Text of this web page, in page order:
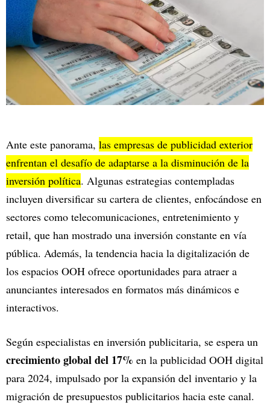
Ante este panorama, las empresas de publicidad exterior
enfrentan el desafío de adaptarse a la disminución de la
inversión política. Algunas estrategias contempladas
incluyen diversificar su cartera de clientes, enfocándose en
sectores como telecomunicaciones, entretenimiento y
retail, que han mostrado una inversión constante en vía
pública. Además, la tendencia hacia la digitalización de
los espacios OOH ofrece oportunidades para atraer a
anunciantes interesados en formatos más dinámicos e
interactivos.
Según especialistas en inversión publicitaria, se espera un
crecimiento global del 17% en la publicidad OOH digital
para 2024, impulsado por la expansión del inventario y la
migración de presupuestos publicitarios hacia este canal.